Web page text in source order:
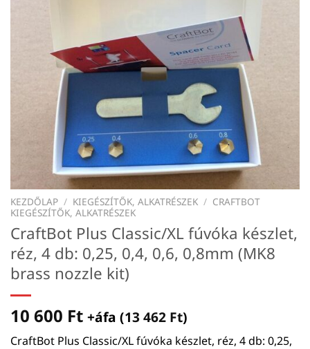
KEZDŐLAP / KIEGÉSZÍTŐK, ALKATRÉSZEK / CRAFTBOT
KIEGÉSZÍTŐK, ALKATRÉSZEK
CraftBot Plus Classic/XL fúvóka készlet,
réz, 4 db: 0,25, 0,4, 0,6, 0,8mm (MK8
brass nozzle kit)
10 600 Ft +áfa (13 462 Ft)
CraftBot Plus Classic/XL fúvóka készlet, réz, 4 db: 0,25,